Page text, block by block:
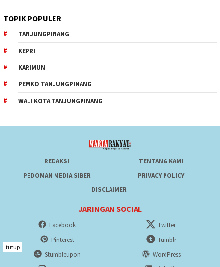
TOPIK POPULER
TANJUNGPINANG
KEPRI
KARIMUN
PEMKO TANJUNGPINANG
WALI KOTA TANJUNGPINANG
REDAKSI
TENTANG KAMI
PEDOMAN MEDIA SIBER
PRIVACY POLICY
DISCLAIMER
JARINGAN SOCIAL
Facebook
Twitter
Pinterest
Tumblr
Stumbleupon
WordPress
tutup